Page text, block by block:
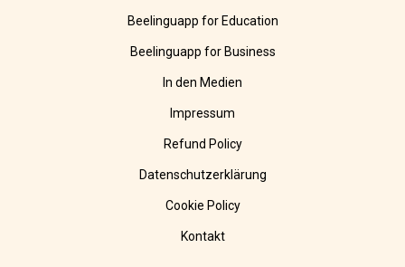
Beelinguapp for Education
Beelinguapp for Business
In den Medien
Impressum
Refund Policy
Datenschutzerklärung
Cookie Policy
Kontakt